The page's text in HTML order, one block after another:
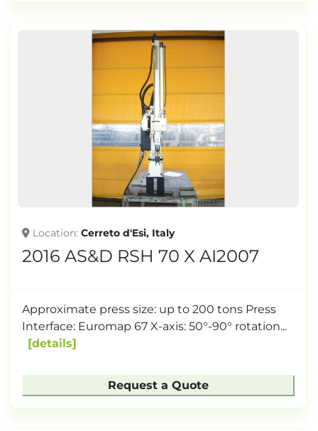
Location Cerreto d'Esi, Italy
2016 AS&D RSH 70 X AI2007
Approximate press size: up to 200 tons Press
Interface: Euromap 67 X-axis: 50°-90° rotation...
details
Request a Quote